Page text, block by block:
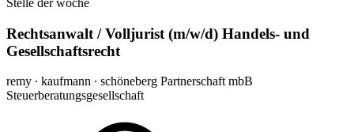
Stelle der woche
Rechtsanwalt / Volljurist (m/w/d) Handels- und
Gesellschaftsrecht
remy ∙ kaufmann ∙ schöneberg Partnerschaft mbB
Steuerberatungsgesellschaft